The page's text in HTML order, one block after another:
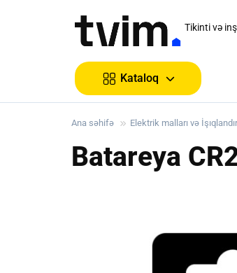
Tikinti və
Kataloq
Ana səhifə Elektrik malları və
Batareya